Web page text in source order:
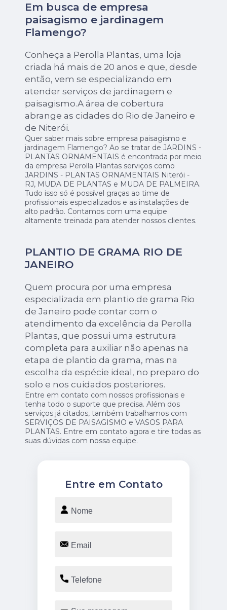
Em busca de empresa
paisagismo e jardinagem
Flamengo?
Conheça a Perolla Plantas, uma loja
criada há mais de 20 anos e que, desde
então, vem se especializando em
atender serviços de jardinagem e
paisagismo.A área de cobertura
abrange as cidades do Rio de Janeiro e
de Niterói.
Quer saber mais sobre empresa paisagismo e
jardinagem Flamengo? Ao se tratar de JARDINS -
PLANTAS ORNAMENTAIS é encontrada por meio
da empresa Perolla Plantas serviços como
JARDINS - PLANTAS ORNAMENTAIS Niterói -
RJ, MUDA DE PLANTAS e MUDA DE PALMEIRA.
Tudo isso só é possível graças ao time de
profissionais especializados e as instalações de
alto padrão. Contamos com uma equipe
altamente treinada para atender nossos clientes.
PLANTIO DE GRAMA RIO DE
JANEIRO
Quem procura por uma empresa
especializada em plantio de grama Rio
de Janeiro pode contar com o
atendimento da excelência da Perolla
Plantas, que possui uma estrutura
completa para auxiliar não apenas na
etapa de plantio da grama, mas na
escolha da espécie ideal, no preparo do
solo e nos cuidados posteriores.
Entre em contato com nossos profissionais e
tenha todo o suporte que precisa. Além dos
serviços já citados, também trabalhamos com
SERVIÇOS DE PAISAGISMO e VASOS PARA
PLANTAS. Entre em contato agora e tire todas as
suas dúvidas com nossa equipe.
Entre em Contato